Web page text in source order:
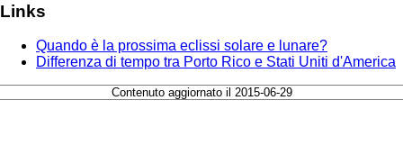
Links
Quando è la prossima eclissi solare e lunare?
Differenza di tempo tra Porto Rico e Stati Uniti d'America
Contenuto aggiornato il 2015-06-29